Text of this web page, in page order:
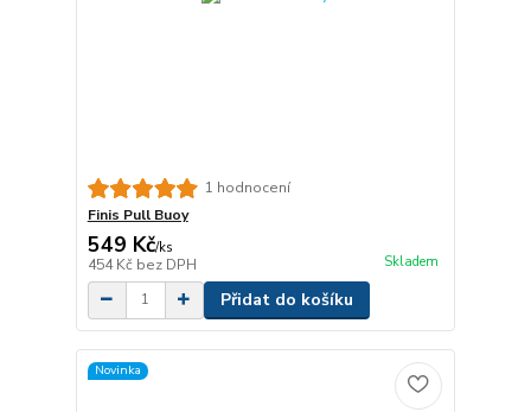
1 hodnocení
Finis Pull Buoy
549 Kč/ks
454 Kč bez DPH Skladem
Přidat do košíku
Novinka